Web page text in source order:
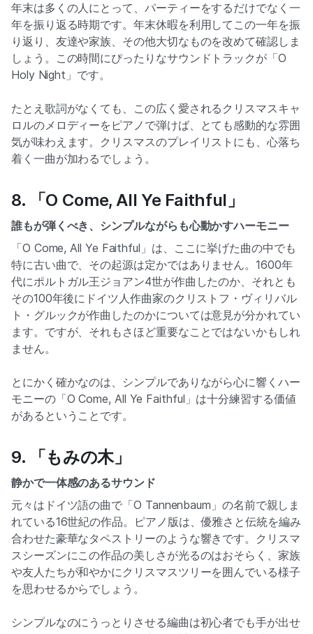
▶
By clicking, data will be transferred to YouTube / Google
年末は多くの人にとって、パーティーをするだけでなく一
年を振り返る時期です。年末休暇を利用してこの一年を振
り返り、友達や家族、その他大切なものを改めて確認しま
しょう。この時間にぴったりなサウンドトラックが「O
Holy Night」です。
たとえ歌詞がなくても、この広く愛されるクリスマスキャ
ロルのメロディーをピアノで弾けば、とても感動的な雰囲
気が味わえます。クリスマスのプレイリストにも、心落ち
着く一曲が加わるでしょう。
8. 「O Come, All Ye Faithful」
誰もが弾くべき、シンプルながらも心動かすハーモニー
▶
By clicking, data will be transferred to YouTube / Google
「O Come, All Ye Faithful」は、ここに挙げた曲の中でも
特に古い曲で、その起源は定かではありません。1600年
代にポルトガル王ジョアン4世が作曲したのか、それとも
その100年後にドイツ人作曲家のクリストフ・ヴィリバル
ト・グルックが作曲したのかについては意見が分かれてい
ます。ですが、それもさほど重要なことではないかもしれ
ません。
とにかく確かなのは、シンプルでありながら心に響くハー
モニーの「O Come, All Ye Faithful」は十分練習する価値
があるということです。
9. 「もみの木」
静かで一体感のあるサウンド
▶
By clicking, data will be transferred to YouTube / Google
元々はドイツ語の曲で「O Tannenbaum」の名前で親しま
れている16世紀の作品。ピアノ版は、優雅さと伝統を編み
合わせた豪華なタペストリーのような響きです。クリスマ
スシーズンにこの作品の美しさが光るのはおそらく、家族
や友人たちが和やかにクリスマスツリーを囲んでいる様子
を思わせるからでしょう。
シンプルなのにうっとりさせる編曲は初心者でも手が出せ